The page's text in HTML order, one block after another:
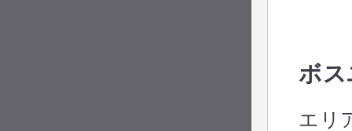
ボス
エリ